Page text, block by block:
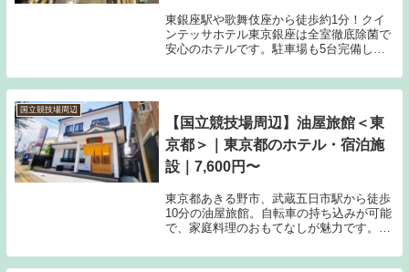
東銀座駅や歌舞伎座から徒歩約1分！クイ
ンテッサホテル東京銀座は全室徹底除菌で
安心のホテルです。駐車場も5台完備して
な滞在を求める方に最適です。宿泊料金は
9,300円〜。
国立競技場周辺
【国立競技場周辺】油屋旅館＜東
京都＞｜東京都のホテル・宿泊施
設｜7,600円〜
東京都あきる野市、武蔵五日市駅から徒歩
10分の油屋旅館。自転車の持ち込みが可能
で、家庭料理のおもてなしが魅力です。ビ
レビュー評価も高く安心して過ごせます。